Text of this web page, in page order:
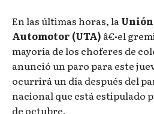
En las últimas horas, la
Automotor (UTA) â€•el
mayoría de los choferes de
anunció un paro para este
ocurrirá un día después del
nacional que está estipulado
de octubre.